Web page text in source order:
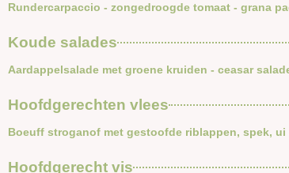
Rundercarpaccio - zongedroogde tomaat - grana
Koude salades
Aardappelsalade met groene kruiden - ceasar
Hoofdgerechten vlees
Boeuff stroganof met gestoofde riblappen, spek,
Hoofdgerecht vis